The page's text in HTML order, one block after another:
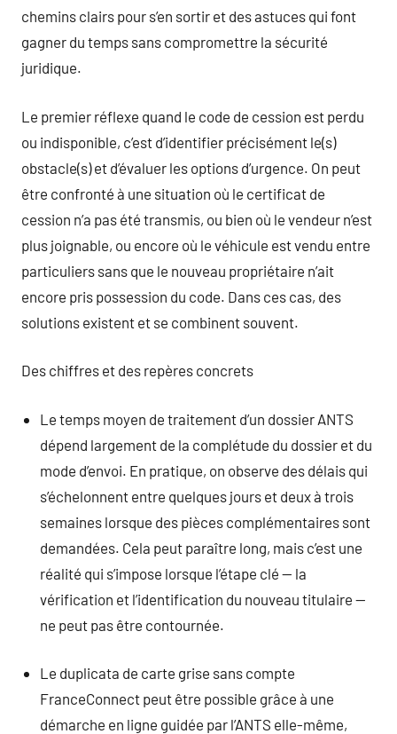
chemins clairs pour s’en sortir et des astuces qui font
gagner du temps sans compromettre la sécurité
juridique.
Le premier réflexe quand le code de cession est perdu
ou indisponible, c’est d’identifier précisément le(s)
obstacle(s) et d’évaluer les options d’urgence. On peut
être confronté à une situation où le certificat de
cession n’a pas été transmis, ou bien où le vendeur n’est
plus joignable, ou encore où le véhicule est vendu entre
particuliers sans que le nouveau propriétaire n’ait
encore pris possession du code. Dans ces cas, des
solutions existent et se combinent souvent.
Des chiffres et des repères concrets
Le temps moyen de traitement d’un dossier ANTS
dépend largement de la complétude du dossier et du
mode d’envoi. En pratique, on observe des délais qui
s’échelonnent entre quelques jours et deux à trois
semaines lorsque des pièces complémentaires sont
demandées. Cela peut paraître long, mais c’est une
réalité qui s’impose lorsque l’étape clé — la
vérification et l’identification du nouveau titulaire —
ne peut pas être contournée.
Le duplicata de carte grise sans compte
FranceConnect peut être possible grâce à une
démarche en ligne guidée par l’ANTS elle-même,